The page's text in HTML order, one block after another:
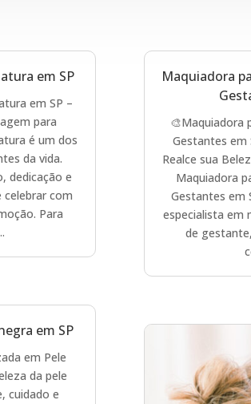
em SP
em SP –
para
é um dos
da vida.
dedicação e
celebrar com
Para
em SP
em Pele
da pele
cuidado e
Maquiadora
🎨Maquiadora
Gestantes em
Realce sua
Maquiadora
Gestantes em
especialista em
de